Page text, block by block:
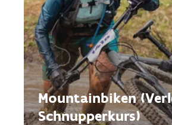
Mountainbiken
Schnupperkurs)